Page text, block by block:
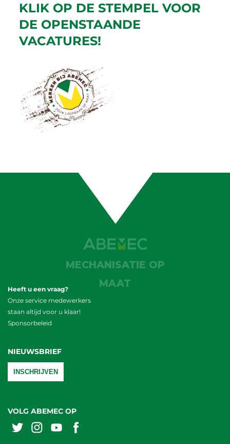
KLIK OP DE STEMPEL VOOR
DE OPENSTAANDE
VACATURES!
MECHANISATIE OP
MAAT
Heeft u een vraag?
Onze service medewerkers
staan altijd voor u klaar!
Sponsorbeleid
NIEUWSBRIEF
INSCHRIJVEN
VOLG ABEMEC OP